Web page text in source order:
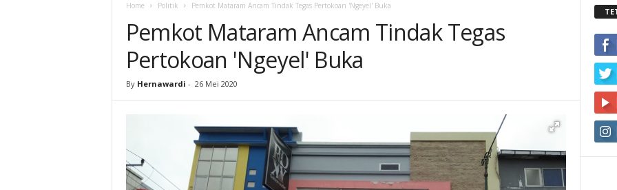
Home Politik Pemkot Mataram Ancam Tindak Tegas Pertokoan 'Ngeyel' Buka
Pemkot Mataram Ancam Tindak Tegas
Pertokoan 'Ngeyel' Buka
By Hernawardi - 26 Mei 2020